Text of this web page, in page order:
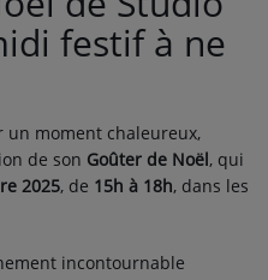
festif à ne
un moment chaleureux,
de son Goûter de Noël, qui
2025, de 15h à 18h, dans les
incontournable